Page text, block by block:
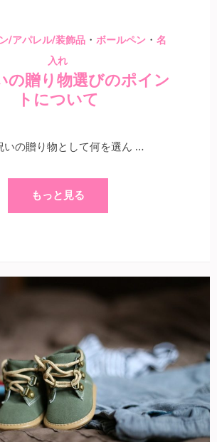
/アパレル/装飾品 ・ ボールペン ・ 名
入れ
の贈り物選びのポイン
トについて
いの贈り物として何を選ん …
もっと見る